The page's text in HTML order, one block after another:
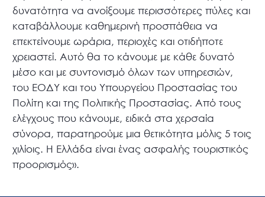
δυνατότητα να ανοίξουμε περισσότερες πύλες και
καταβάλλουμε καθημερινή προσπάθεια να
επεκτείνουμε ωράρια, περιοχές και οτιδήποτε
χρειαστεί. Αυτό θα το κάνουμε με κάθε δυνατό
μέσο και με συντονισμό όλων των υπηρεσιών,
του ΕΟΔΥ και του Υπουργείου Προστασίας του
Πολίτη και της Πολιτικής Προστασίας. Από τους
ελέγχους που κάνουμε, ειδικά στα χερσαία
σύνορα, παρατηρούμε μια θετικότητα μόλις 5 τοις
χιλίοις. Η Ελλάδα είναι ένας ασφαλής τουριστικός
προορισμός».